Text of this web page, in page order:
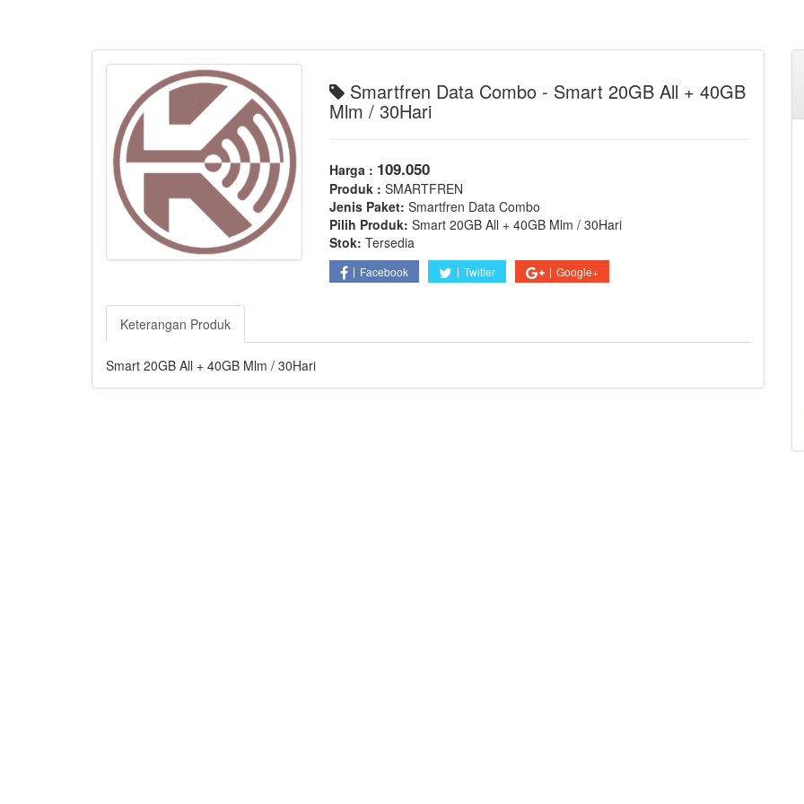
Smartfren Data Combo - Smart 20GB All + 40GB
Mlm / 30Hari
Harga : 109.050
Produk : SMARTFREN
Jenis Paket: Smartfren Data Combo
Pilih Produk: Smart 20GB All + 40GB Mlm / 30Hari
Stok: Tersedia
Facebook Twitter Google+
Keterangan Produk
Smart 20GB All + 40GB Mlm / 30Hari